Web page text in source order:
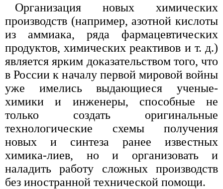
Организация новых химических
производств (например, азотной кислоты
из аммиака, ряда фармацевтических
продуктов, химических реактивов и т. д.)
является ярким доказательством того, что
в России к началу первой мировой войны
уже имелись выдающиеся ученые-
химики и инженеры, способные не
только создать оригинальные
технологические схемы получения
новых и синтеза ранее известных
химика-лиев, но и организовать и
наладить работу сложных производств
без иностранной технической помощи.